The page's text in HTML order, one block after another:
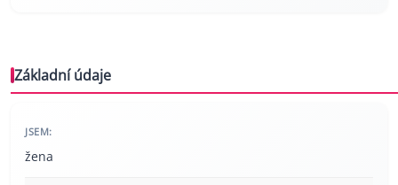
Základní údaje
JSEM:
žena